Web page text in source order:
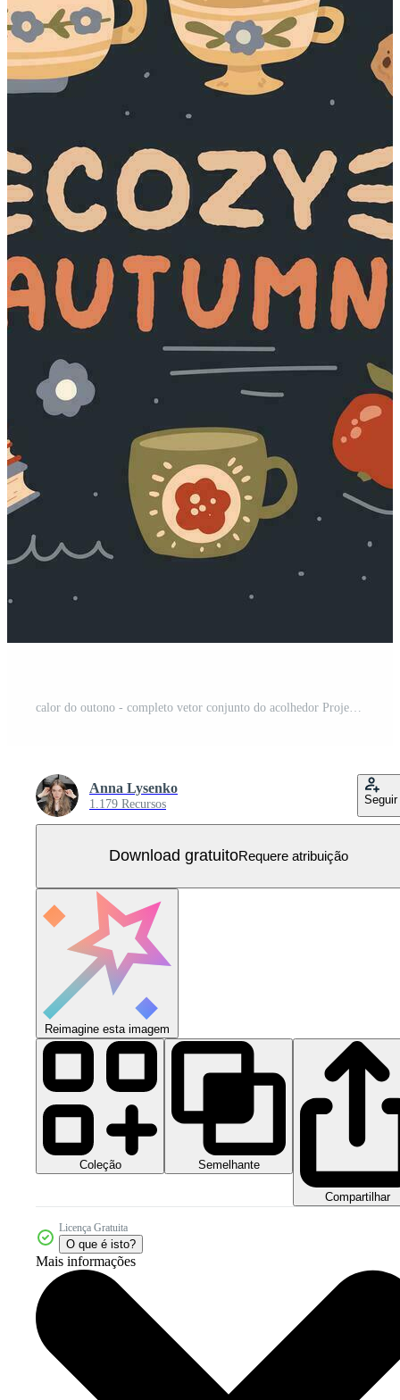
Anna Lysenko
1.179 Recursos Seguir
Download gratuitoRequere atribuição
Reimagine esta imagem
Coleção Semelhante
Compartilhar
Licença Gratuita
O que é isto?
Mais informações